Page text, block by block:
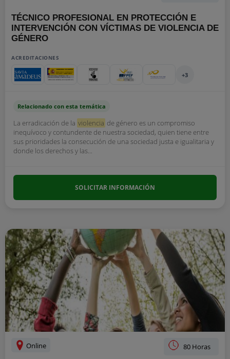
TÉCNICO PROFESIONAL EN PROTECCIÓN E
INTERVENCIÓN CON VÍCTIMAS DE VIOLENCIA DE
GÉNERO
ACREDITACIONES
+3
Relacionado con esta temática
La erradicación de la violencia de género es un compromiso
inequívoco y contundente de nuestra sociedad, quien tiene entre
sus prioridades la consecución de una sociedad justa e igualitaria y
donde los derechos y las...
SOLICITAR INFORMACIÓN
Online 80 Horas